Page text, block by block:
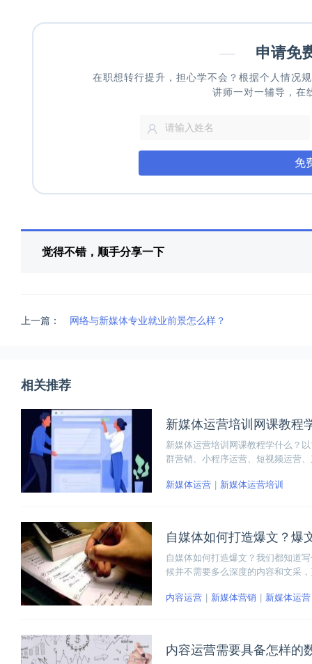
— 申请免
在职想转行提升，担心学不会？根据个人情况
讲师一对一辅导，在
免
觉得不错，顺手分享一下
上一篇： 网络与新媒体专业就业前景怎么样？
相关推荐
新媒体运营培训网课教程
新媒体运营培训网课教程学什么？
群营销、小程序运营、短视频运营
新媒体运营
新媒体运营培训
自媒体如何打造爆文？爆
自媒体如何打造爆文？我们都知道
候并不需要多么深度的内容和文采
内容运营
新媒体营销 新媒体运营
内容运营需要具备怎样的